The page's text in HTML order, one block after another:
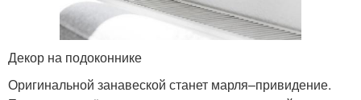
Декор на подоконнике
Оригинальной занавеской станет марля–привидение.